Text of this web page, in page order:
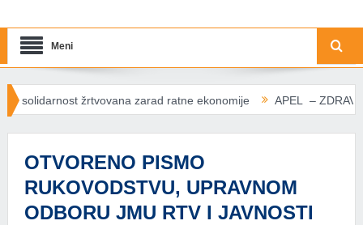
Meni
zarad ratne ekonomije APEL – ZDRAVLJE IZNAD PROFITA
OTVORENO PISMO
RUKOVODSTVU, UPRAVNOM
ODBORU JMU RTV I JAVNOSTI